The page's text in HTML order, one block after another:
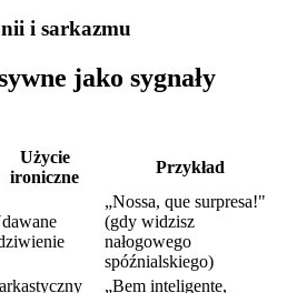
i sarkazmu
jako sygnały
Użycie
ironiczne
Przykład
„Nossa, que surpresa!"
(gdy widzisz
nałogowego
spóźnialskiego)
„Bem inteligente,